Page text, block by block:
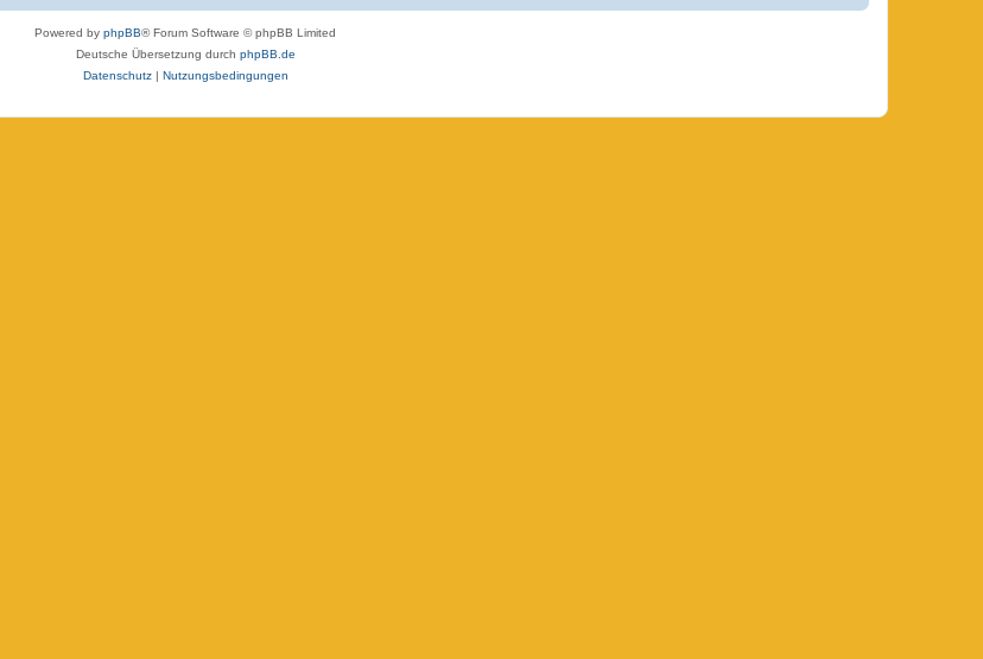
Powered by phpBB® Forum Software © phpBB Limited
Deutsche Übersetzung durch phpBB.de
Datenschutz| Nutzungsbedingungen